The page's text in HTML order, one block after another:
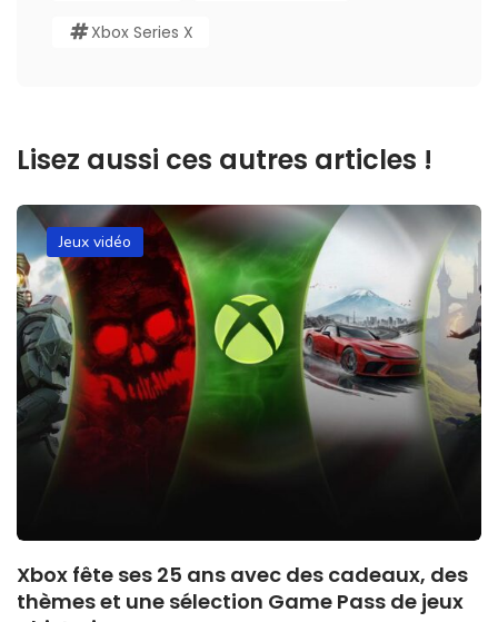
Xbox Series X
Lisez aussi ces autres articles !
Jeux vidéo
Xbox fête ses 25 ans avec des cadeaux, des
thèmes et une sélection Game Pass de jeux